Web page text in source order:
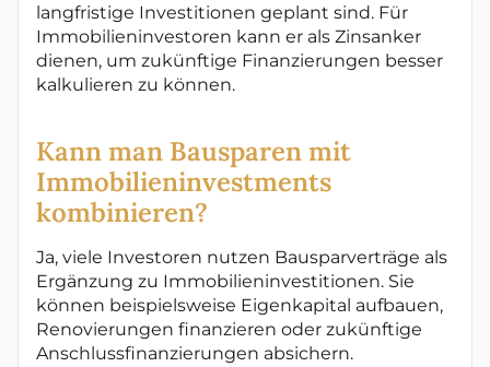
langfristige Investitionen geplant sind. Für
Immobilieninvestoren kann er als Zinsanker
dienen, um zukünftige Finanzierungen besser
kalkulieren zu können.
Kann man Bausparen mit
Immobilieninvestments
kombinieren?
Ja, viele Investoren nutzen Bausparverträge als
Ergänzung zu Immobilieninvestitionen. Sie
können beispielsweise Eigenkapital aufbauen,
Renovierungen finanzieren oder zukünftige
Anschlussfinanzierungen absichern.